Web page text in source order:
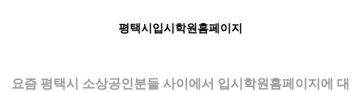
평택시입시학원홈페이지
요즘 평택시 소상공인분들 사이에서 입시학원홈페이지에 대